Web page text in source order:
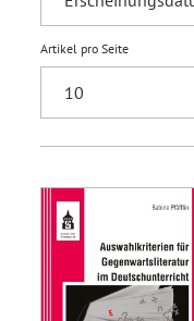
Artikel pro Seite